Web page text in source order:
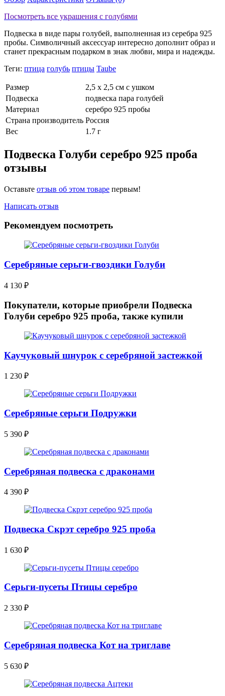
Посмотреть все украшения с голубями
Подвеска в виде пары голубей, выполненная из серебра 925
пробы. Символичный аксессуар интересно дополнит образ и
станет прекрасным подарком в знак любви, мира и надежды.
Теги: птица голубь птицы Taube
Размер
2,5 х 2,5 см с ушком
Подвеска
подвеска пара голубей
Материал
серебро 925 пробы
Страна производитель Россия
Вес
1.7 г
Подвеска Голуби серебро 925 проба
отзывы
Оставьте отзыв об этом товаре первым!
Написать отзыв
Рекомендуем посмотреть
Серебряные серьги-гвоздики Голуби
4 130 ₽
Покупатели, которые приобрели Подвеска
Голуби серебро 925 проба, также купили
Каучуковый шнурок с серебряной застежкой
1 230 ₽
Серебряные серьги Подружки
5 390 ₽
Серебряная подвеска с драконами
4 390 ₽
Подвеска Скрэт серебро 925 проба
1 630 ₽
Серьги-пусеты Птицы серебро
2 330 ₽
Серебряная подвеска Кот на триглаве
5 630 ₽